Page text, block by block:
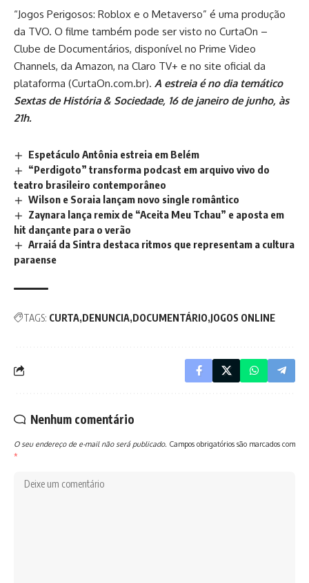
“Jogos Perigosos: Roblox e o Metaverso” é uma produção
da TVO. O filme também pode ser visto no CurtaOn –
Clube de Documentários, disponível no Prime Video
Channels, da Amazon, na Claro TV+ e no site oficial da
plataforma (CurtaOn.com.br). A estreia é no dia temático
Sextas de História & Sociedade, 16 de janeiro de junho, às
21h.
Espetáculo Antônia estreia em Belém
“Perdigoto” transforma podcast em arquivo vivo do
teatro brasileiro contemporâneo
Wilson e Soraia lançam novo single romântico
Zaynara lança remix de “Aceita Meu Tchau” e aposta em
hit dançante para o verão
Arraiá da Sintra destaca ritmos que representam a cultura
paraense
TAGS: CURTA DENUNCIA DOCUMENTÁRIO JOGOS ONLINE
Nenhum comentário
O seu endereço de e-mail não será publicado. Campos obrigatórios são marcados com
*